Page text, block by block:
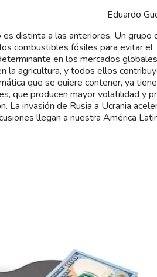
Eduardo
distinta a las anteriores. Un grupo
combustibles fósiles para evitar el
en los mercados
la agricultura, y todos ellos
que se quiere contener, ya tiene
que producen mayor volatilidad y
La invasión de Rusia a Ucrania
llegan a nuestra América